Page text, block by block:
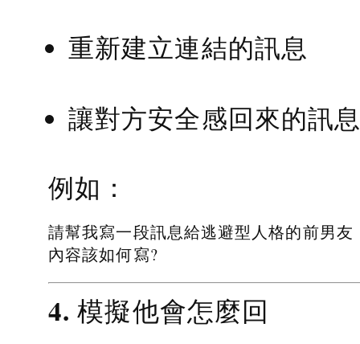
重新建立連結的訊息
讓對方安全感回來的訊
例如：
請幫我寫一段訊息給逃避型人格的前男友
內容該如何寫?
4. 模擬他會怎麼回